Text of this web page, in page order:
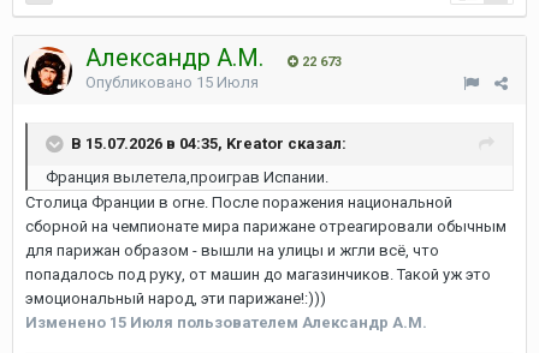
Александр А.М. 22 673
Опубликовано 15 Июля
В 15.07.2026 в 04:35, Kreator сказал:
Франция вылетела,проиграв Испании.
Столица Франции в огне. После поражения национальной
сборной на чемпионате мира парижане отреагировали обычным
для парижан образом - вышли на улицы и жгли всё, что
попадалось под руку, от машин до магазинчиков. Такой уж это
эмоциональный народ, эти парижане!:)))
Изменено 15 Июля пользователем Александр А.М.